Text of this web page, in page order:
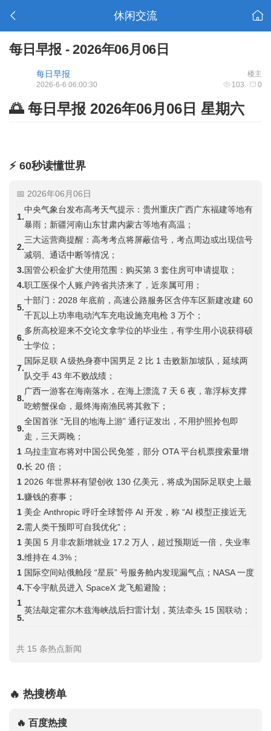
休闲交流
每日早报 - 2026年06月06日
楼主
每日早报
103 0
2026-6-6 06:00:30
🌅 每日早报 2026年06月06日 星期六
⚡ 60秒读懂世界
📅 2026年06月06日
1.
中央气象台发布高考天气提示：贵州重庆广西广东福建等地有
暴雨；新疆河南山东甘肃内蒙古等地有高温；
2.
三大运营商提醒：高考考点将屏蔽信号，考点周边或出现信号
减弱、通话中断等情况；
3.国管公积金扩大使用范围：购买第 3 套住房可申请提取；
4.职工医保个人账户跨省共济来了，近亲属可用；
5.
十部门：2028 年底前，高速公路服务区含停车区新建改建 60
千瓦以上功率电动汽车充电设施充电枪 3 万个；
6.
多所高校迎来不交论文拿学位的毕业生，有学生用小说获得硕
士学位；
7.
国际足联 A 级热身赛中国男足 2 比 1 击败新加坡队，延续两
队交手 43 年不败战绩；
8.
广西一游客在海南落水，在海上漂流 7 天 6 夜，靠浮标支撑
吃螃蟹保命，最终海南渔民将其救下；
9.
全国首张 “无目的地海上游” 通行证发出，不用护照拎包即
走，三天两晚；
1
0.
乌拉圭宣布将对中国公民免签，部分 OTA 平台机票搜索量增
长 20 倍；
1
1.
2026 年世界杯有望创收 130 亿美元，将成为国际足联史上最
赚钱的赛事；
1
2.
美企 Anthropic 呼吁全球暂停 AI 开发，称 “AI 模型正接近无
需人类干预即可自我优化”；
1
3.
美国 5 月非农新增就业 17.2 万人，超过预期近一倍，失业率
维持在 4.3%；
1
4.
国际空间站俄舱段 “星辰” 号服务舱内发现漏气点；NASA 一度
下令宇航员进入 SpaceX 龙飞船避险；
1
5.
英法敲定霍尔木兹海峡战后扫雷计划，英法牵头 15 国联动；
共 15 条热点新闻
🔥 热搜榜单
🔥 百度热搜